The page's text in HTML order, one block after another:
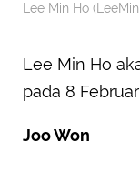
Lee Min Ho
Lee Min Ho
pada 8
Joo Won